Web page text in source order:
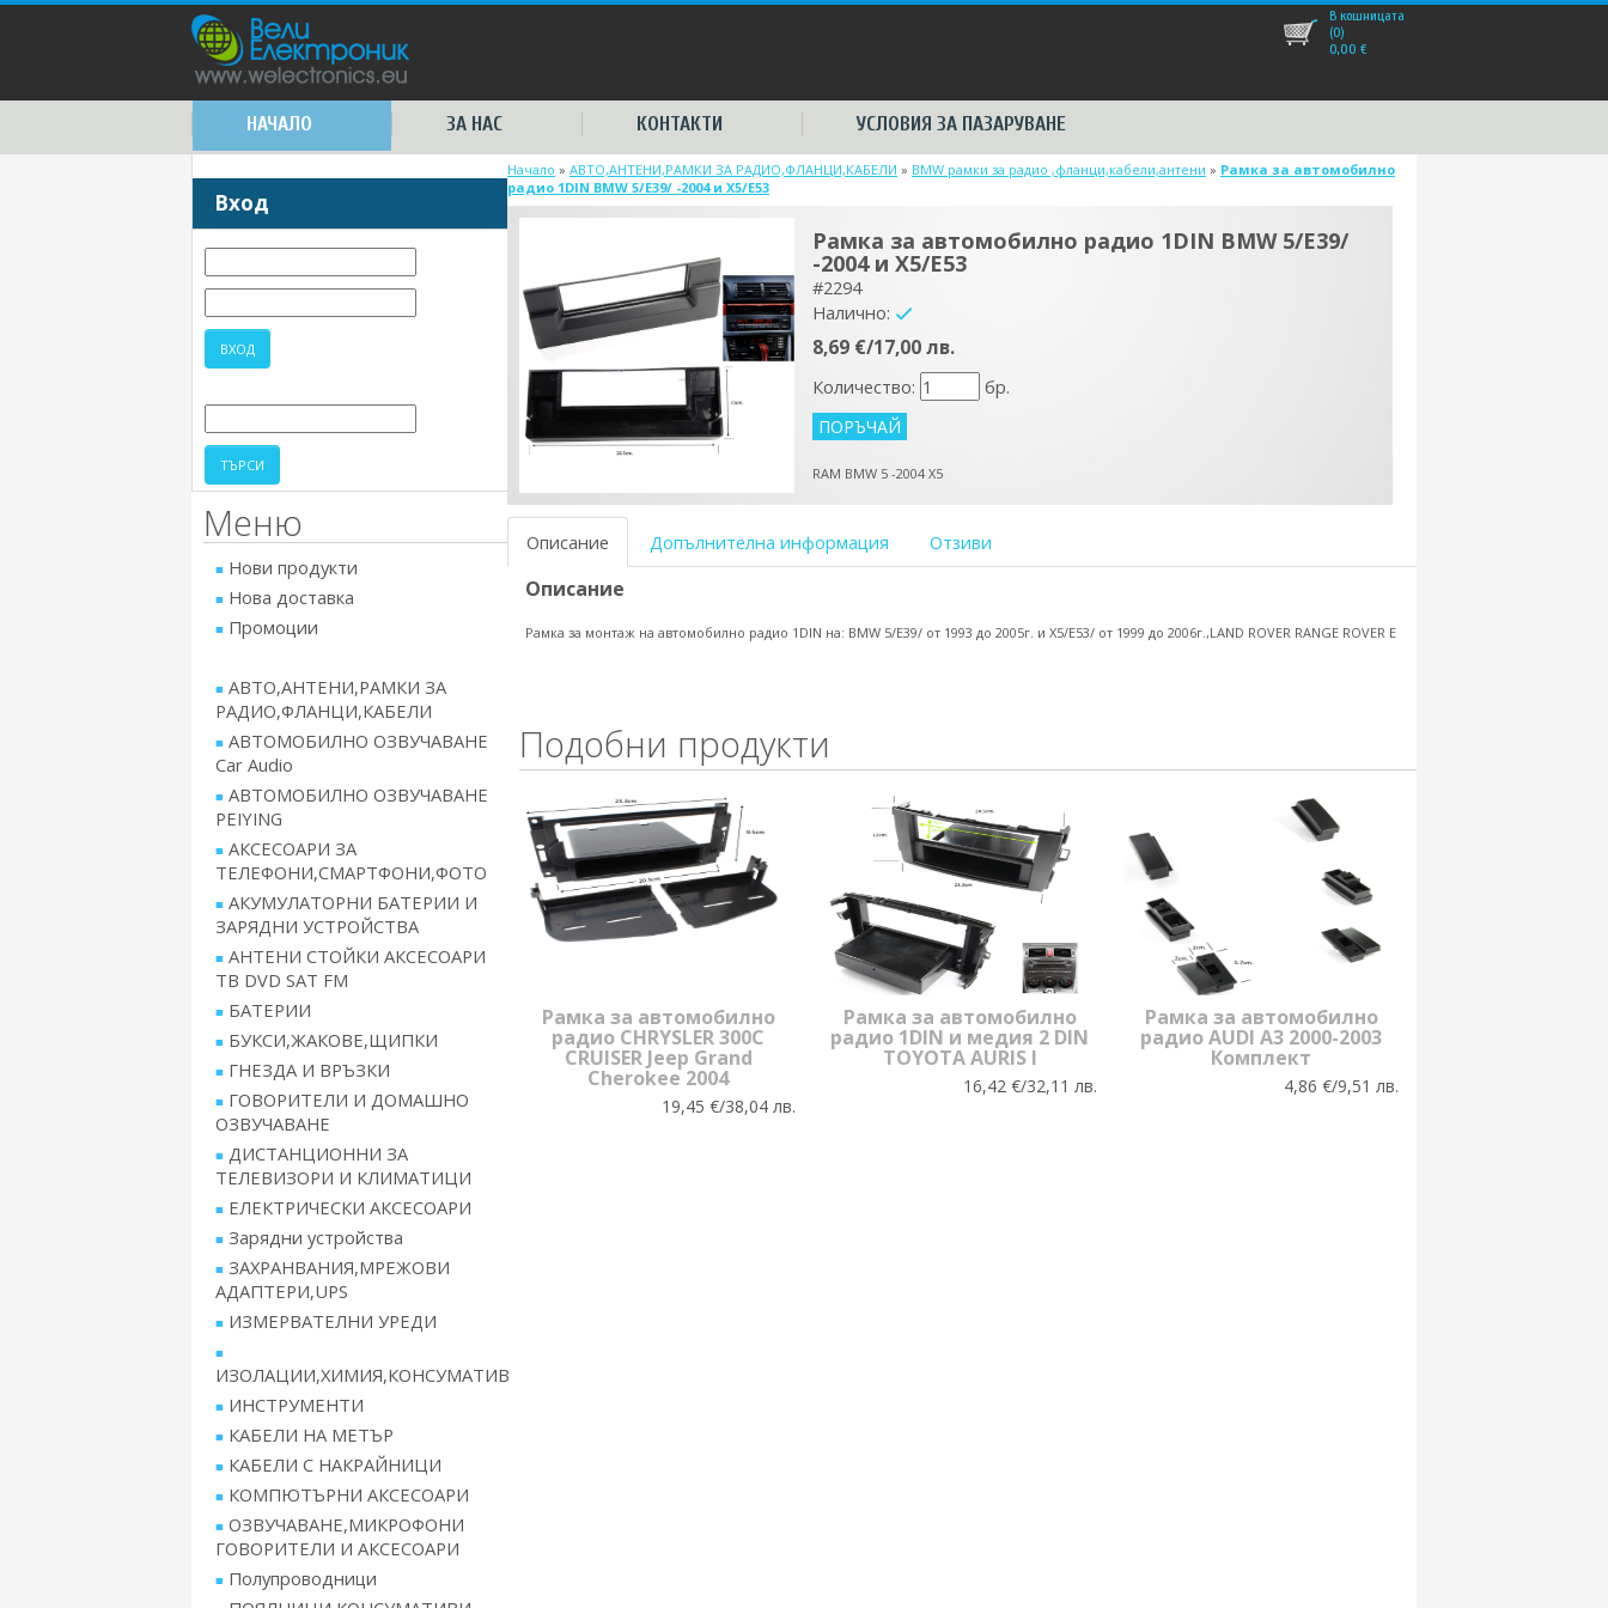
НАЧАЛО ЗА НАС КОНТАКТИ УСЛОВИЯ ЗА ПАЗАРУВАНЕ
В кошницата
(0)
0,00 €
Вход
Меню
Нови продукти
Нова доставка
Промоции
АВТО,АНТЕНИ,РАМКИ ЗА
РАДИО,ФЛАНЦИ,КАБЕЛИ
АВТОМОБИЛНО ОЗВУЧАВАНЕ
Car Audio
АВТОМОБИЛНО ОЗВУЧАВАНЕ
PEIYING
АКСЕСОАРИ ЗА
ТЕЛЕФОНИ,СМАРТФОНИ,ФОТО
АКУМУЛАТОРНИ БАТЕРИИ И
ЗАРЯДНИ УСТРОЙСТВА
АНТЕНИ СТОЙКИ АКСЕСОАРИ
ТВ DVD SAT FM
БАТЕРИИ
БУКСИ,ЖАКОВЕ,ЩИПКИ
ГНЕЗДА И ВРЪЗКИ
ГОВОРИТЕЛИ И ДОМАШНО
ОЗВУЧАВАНЕ
ДИСТАНЦИОННИ ЗА
ТЕЛЕВИЗОРИ И КЛИМАТИЦИ
ЕЛЕКТРИЧЕСКИ АКСЕСОАРИ
Зарядни устройства
ЗАХРАНВАНИЯ,МРЕЖОВИ
АДАПТЕРИ,UPS
ИЗМЕРВАТЕЛНИ УРЕДИ
ИЗОЛАЦИИ,ХИМИЯ,КОНСУМАТИВ
ИНСТРУМЕНТИ
КАБЕЛИ НА МЕТЪР
КАБЕЛИ С НАКРАЙНИЦИ
КОМПЮТЪРНИ АКСЕСОАРИ
ОЗВУЧАВАНЕ,МИКРОФОНИ
ГОВОРИТЕЛИ И АКСЕСОАРИ
Полупроводници
Начало » АВТО,АНТЕНИ,РАМКИ ЗА РАДИО,ФЛАНЦИ,КАБЕЛИ » BMW рамки за радио ,фланци,кабели,антени » Рамка за автомобилно
радио 1DIN BMW 5/E39/ -2004 и X5/Е53
Рамка за автомобилно радио 1DIN BMW 5/E39/
-2004 и X5/Е53
#2294
Налично:
8,69 €/17,00 лв.
Количество: бр.
RAM BMW 5 -2004 X5
Описание Допълнителна информация Отзиви
Описание
Рамка за монтаж на автомобилно радио 1DIN на: BMW 5/E39/ от 1993 до 2005г. и X5/Е53/ от 1999 до 2006г.,LAND ROVER RANGE ROVER E
Подобни продукти
Рамка за автомобилно
радио CHRYSLER 300C
CRUISER Jeep Grand
Cherokee 2004
19,45 €/38,04 лв.
Рамка за автомобилно
радио 1DIN и медия 2 DIN
TOYOTA AURIS I
16,42 €/32,11 лв.
Рамка за автомобилно
радио AUDI A3 2000-2003
Комплект
4,86 €/9,51 лв.